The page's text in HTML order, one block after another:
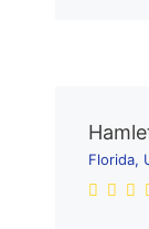
Florida,